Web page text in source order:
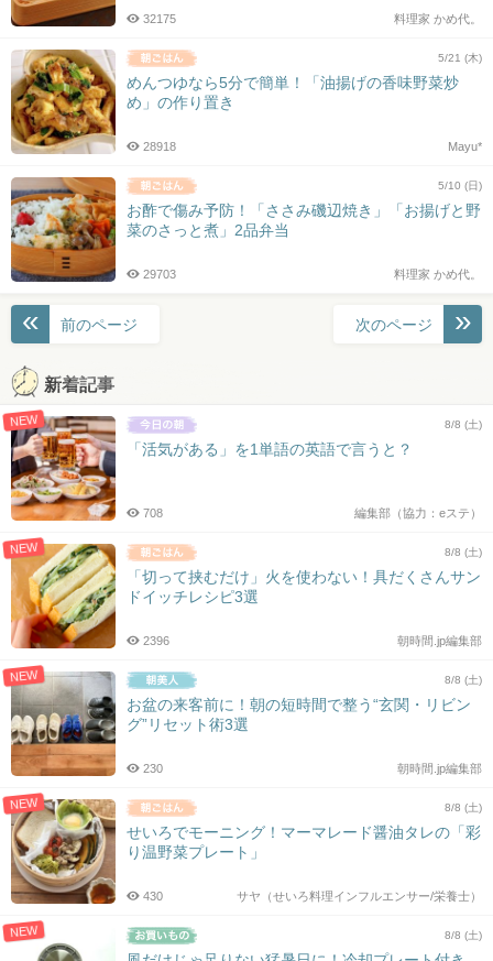
料理家 かめ代。
32175
5/21 (木)
めんつゆなら5分で簡単！「油揚げの香味野菜炒
め」の作り置き
Mayu*
28918
5/10 (日)
お酢で傷み予防！「ささみ磯辺焼き」「お揚げと野
菜のさっと煮」2品弁当
料理家 かめ代。
29703
投
稿
ナ
ビ
ゲ
ー
シ
ョ
次のページ
前のページ
新着記事
NEW 8/8 (土)
「活気がある」を1単語の英語で言うと？
編集部（協力：eステ）
708
NEW 8/8 (土)
「切って挟むだけ」火を使わない！具だくさんサン
ドイッチレシピ3選
朝時間.jp編集部
2396
NEW 8/8 (土)
お盆の来客前に！朝の短時間で整う“玄関・リビン
グ”リセット術3選
朝時間.jp編集部
230
NEW 8/8 (土)
せいろでモーニング！マーマレード醤油タレの「彩
り温野菜プレート」
サヤ（せいろ料理インフルエンサー/栄養士）
430
NEW 8/8 (土)